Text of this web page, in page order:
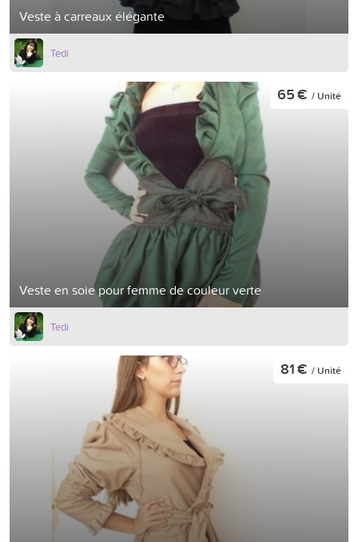
Veste à carreaux élégante
Tedi
Veste en soie pour femme de couleur verte
65 € / Unité
Tedi
81 € / Unité